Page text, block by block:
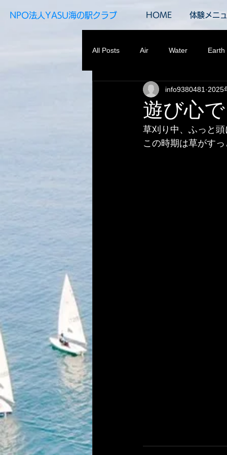
​NPO法人YASU海の駅クラブ HOME 体験メニ
All Posts Air Water Earth
遊び心で
info9380481 2025
草刈り中、ふっと
この時期は草がす